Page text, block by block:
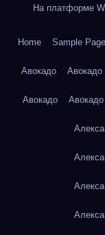
На платформе
Home Sample Page
Авокадо Авокадо
Авокадо Авокадо